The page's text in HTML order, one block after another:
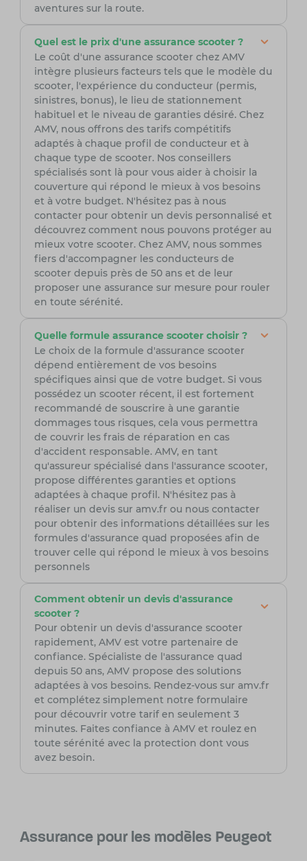
aventures sur la route.
Quel est le prix d'une assurance scooter ?
Le coût d'une assurance scooter chez AMV
intègre plusieurs facteurs tels que le modèle du
scooter, l'expérience du conducteur (permis,
sinistres, bonus), le lieu de stationnement
habituel et le niveau de garanties désiré. Chez
AMV, nous offrons des tarifs compétitifs
adaptés à chaque profil de conducteur et à
chaque type de scooter. Nos conseillers
spécialisés sont là pour vous aider à choisir la
couverture qui répond le mieux à vos besoins
et à votre budget. N'hésitez pas à nous
contacter pour obtenir un devis personnalisé et
découvrez comment nous pouvons protéger au
mieux votre scooter. Chez AMV, nous sommes
fiers d'accompagner les conducteurs de
scooter depuis près de 50 ans et de leur
proposer une assurance sur mesure pour rouler
en toute sérénité.
Quelle formule assurance scooter choisir ?
Le choix de la formule d'assurance scooter
dépend entièrement de vos besoins
spécifiques ainsi que de votre budget. Si vous
possédez un scooter récent, il est fortement
recommandé de souscrire à une garantie
dommages tous risques, cela vous permettra
de couvrir les frais de réparation en cas
d'accident responsable. AMV, en tant
qu'assureur spécialisé dans l'assurance scooter,
propose différentes garanties et options
adaptées à chaque profil. N'hésitez pas à
réaliser un devis sur amv.fr ou nous contacter
pour obtenir des informations détaillées sur les
formules d'assurance quad proposées afin de
trouver celle qui répond le mieux à vos besoins
personnels
Comment obtenir un devis d'assurance
scooter ?
Pour obtenir un devis d'assurance scooter
rapidement, AMV est votre partenaire de
confiance. Spécialiste de l'assurance quad
depuis 50 ans, AMV propose des solutions
adaptées à vos besoins. Rendez-vous sur amv.fr
et complétez simplement notre formulaire
pour découvrir votre tarif en seulement 3
minutes. Faites confiance à AMV et roulez en
toute sérénité avec la protection dont vous
avez besoin.
Assurance pour les modèles Peugeot